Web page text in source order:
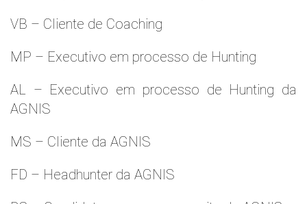
VB – Cliente de Coaching
MP – Executivo em processo de Hunting
AL – Executivo em processo de Hunting da
AGNIS
MS – Cliente da AGNIS
FD – Headhunter da AGNIS